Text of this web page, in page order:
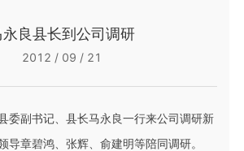
永良县长到公司调研
2012 / 09 / 21
委副书记、县长马永良一行来公司调研新
导章碧鸿、张辉、俞建明等陪同调研。